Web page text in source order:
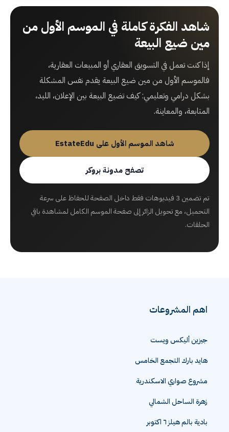
شاهد الفكرة كاملة في الموسم الأول من
مين ضيع البيعة
إذا كنت تعمل في التسويق العقاري أو المبيعات العقارية،
فالموسم الأول من مين ضيع البيعة يقدم نفس المشكلة
بشكل درامي وتعليمي: كيف تضيع البيعة بين الإعلان، الليد،
المتابعة، والمعاينة.
شاهد الموسم الأول على EstateEdu
تصفح مدونة بروكر
تم تضمين 3 فيديوهات فقط داخل الصفحة للحفاظ على سرعة
التحميل، مع تحويل الزائر إلى صفحة الموسم الكامل لمشاهدة باقي
الحلقات.
اهم المشروعات
جيزين أليكس ويست
هايد بارك التجمع الخامس
مشروع صواري الاسكندرية
زهرة الساحل الشمالي
بادية بالم هيلز ٦ اكتوبر